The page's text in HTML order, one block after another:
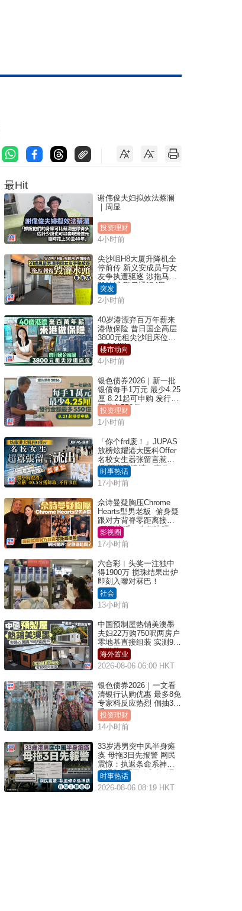
最Hit
谢伟俊夫妇拟效法蔡澜
｜周显
投资理财
4小时前
尖沙咀H8大厦升降机全
停前传 新义安成员与女
友争执遭驱逐 涉拖马刑
毁被捕 警另通缉4男
突发
2小时前
40岁港漂弃百万年薪来
港做保险 昔日国企高层
3800元租尖沙咀床位｜
租盘Million
楼市动向
4小时前
银色债券2026｜新一批
银债每手1万元 最少4.25
厘 8.21起可申购 发行金
额最多550亿
投资理财
1小时前
「你个frd废！」JUPAS
放榜炫耀港大医科Offer
名校女生嚣张留言惹众
怒 医学院澄清：宣称
「40.5分获录取」不符事
实｜Juicy叮
时事热话
17小时前
佘诗曼疑胸压Chrome
Hearts型男老板 俯身疑
跟对方背脊零距离接触
网民惊呼：企侧边唔
得？
影视圈
17小时前
六合彩︱头奖一注独中
得1900万 搅珠结果出炉
即刻入嚟对冧巴！
社会
13小时前
中国预制屋热销美澳墨
夫妇22万购750呎两房户
零地基直接组装 实测9个
月激赞
海外置业
2026-08-06 06:00 HKT
银色债券2026｜一文看
清银行认购优惠 最多8免
专家料反应热烈 倡抽30
手
投资理财
14小时前
33岁港男突中风半身瘫
痪 母拖3日先报警 网民
震惊：执返条命系神迹
自爆2个恶习｜Juicy叮
时事热话
2026-08-06 08:19 HKT